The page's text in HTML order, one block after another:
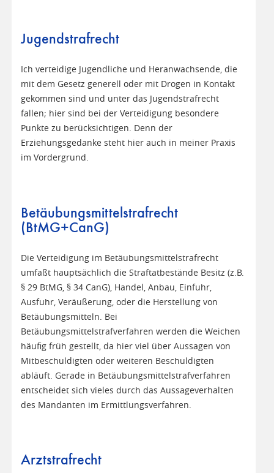
Jugendstrafrecht
Ich verteidige Jugendliche und Heranwachsende, die
mit dem Gesetz generell oder mit Drogen in Kontakt
gekommen sind und unter das Jugendstrafrecht
fallen; hier sind bei der Verteidigung besondere
Punkte zu berücksichtigen. Denn der
Erziehungsgedanke steht hier auch in meiner Praxis
im Vordergrund.
Betäubungsmittelstrafrecht
(BtMG+CanG)
Die Verteidigung im Betäubungsmittelstrafrecht
umfaßt hauptsächlich die Straftatbestände Besitz (z.B.
§ 29 BtMG, § 34 CanG), Handel, Anbau, Einfuhr,
Ausfuhr, Veräußerung, oder die Herstellung von
Betäubungsmitteln. Bei
Betäubungsmittelstrafverfahren werden die Weichen
häufig früh gestellt, da hier viel über Aussagen von
Mitbeschuldigten oder weiteren Beschuldigten
abläuft. Gerade in Betäubungsmittelstrafverfahren
entscheidet sich vieles durch das Aussageverhalten
des Mandanten im Ermittlungsverfahren.
Arztstrafrecht